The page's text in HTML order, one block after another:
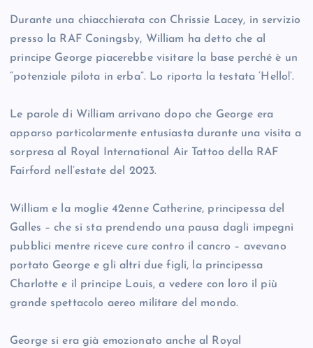
Durante una chiacchierata con Chrissie Lacey, in servizio
presso la RAF Coningsby, William ha detto che al
principe George piacerebbe visitare la base perché è un
“potenziale pilota in erba”. Lo riporta la testata ‘Hello!’.
Le parole di William arrivano dopo che George era
apparso particolarmente entusiasta durante una visita a
sorpresa al Royal International Air Tattoo della RAF
Fairford nell’estate del 2023.
William e la moglie 42enne Catherine, principessa del
Galles – che si sta prendendo una pausa dagli impegni
pubblici mentre riceve cure contro il cancro – avevano
portato George e gli altri due figli, la principessa
Charlotte e il principe Louis, a vedere con loro il più
grande spettacolo aereo militare del mondo.
George si era già emozionato anche al Royal